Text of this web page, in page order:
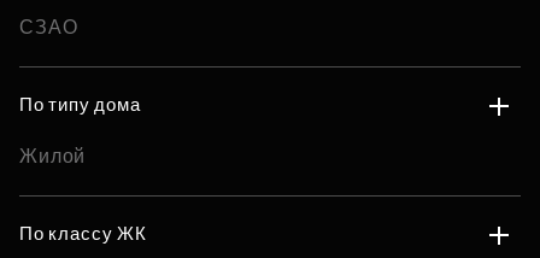
СЗАО
По типу дома
Жилой
По классу ЖК